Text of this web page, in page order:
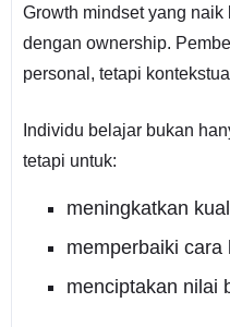
Growth mindset yang
dengan ownership.
personal, tetapi
Individu belajar bukan
tetapi untuk:
meningkatkan
memperbaiki cara
menciptakan nilai